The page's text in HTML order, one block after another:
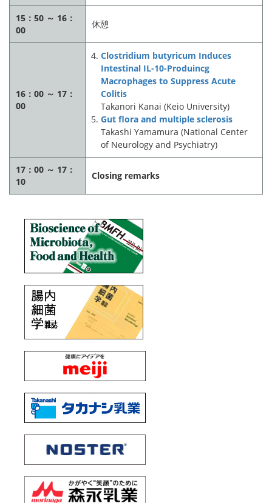
15：50 ～ 16：
00
休憩
16：00 ～ 17：
00
Clostridium butyricum Induces
Intestinal IL-10-Produincg
Macrophages to Suppress Acute
Colitis
Takanori Kanai (Keio University)
Gut flora and multiple sclerosis
Takashi Yamamura (National Center
of Neurology and Psychiatry)
17：00 ～ 17：
10
Closing remarks